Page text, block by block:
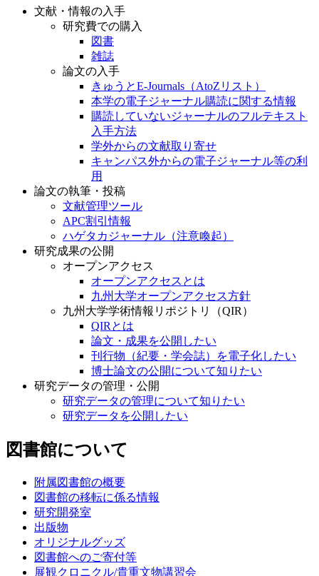
文献・情報の入手
研究費での購入
図書
雑誌
論文の入手
きゅうとE-Journals（AtoZリスト）
本学の電子ジャーナル購読に関する情報
購読していないジャーナルのフルテキスト
入手方法
学外からの文献取り寄せ
キャンパス外からの電子ジャーナル等の利
用
論文の執筆・投稿
文献管理ツール
APC割引情報
ハゲタカジャーナル（注意喚起）
研究成果の公開
オープンアクセス
オープンアクセスとは
九州大学オープンアクセス方針
九州大学学術情報リポジトリ（QIR）
QIRとは
論文・成果を公開したい
刊行物（紀要・学会誌）を電子化したい
博士論文の公開について知りたい
研究データの管理・公開
研究データの管理について知りたい
研究データを公開したい
図書館について
附属図書館の概要
図書館の移転に係る情報
研究開発室
出版物
オリジナルグッズ
図書館へのご寄付等
展観クロニクル/貴重文物講習会